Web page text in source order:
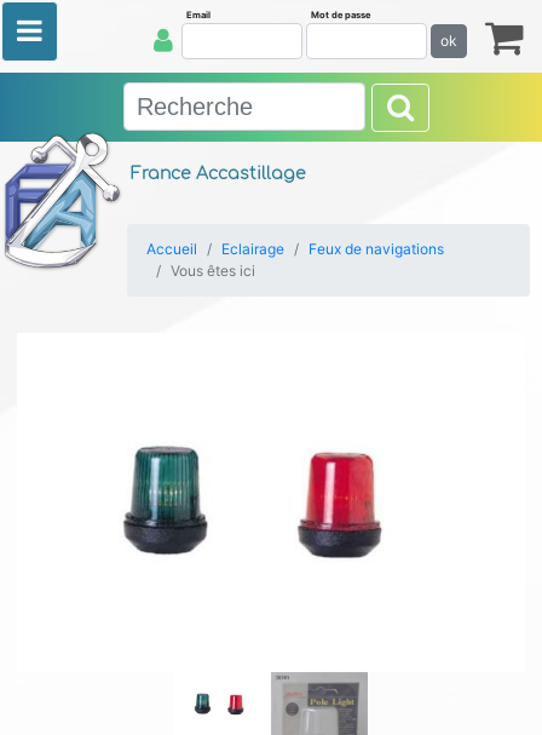
France Accastillage
Email Mot de passe
ok
Accueil Eclairage
Feux de navigations
Vous êtes ici